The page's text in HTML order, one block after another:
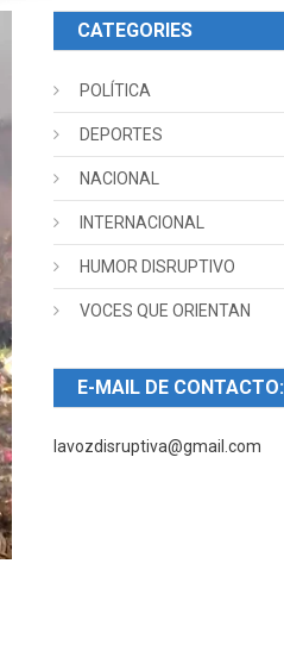
CATEGORIES
POLÍTICA
DEPORTES
NACIONAL
INTERNACIONAL
HUMOR DISRUPTIVO
VOCES QUE ORIENTAN
E-MAIL DE CONTACTO:
lavozdisruptiva@gmail.com